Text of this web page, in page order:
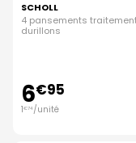
SCHOLL
4 pansements
durillons
6€95
1€74 /unité